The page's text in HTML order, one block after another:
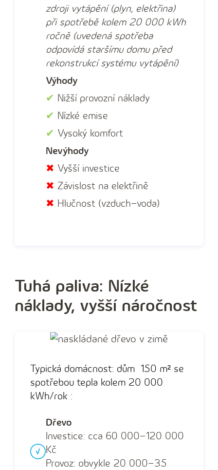
zdroji vytápění (plyn, elektřina)
při spotřebě kolem 20 000 kWh
ročně (uvedená spotřeba
odpovídá staršímu domu před
rekonstrukcí systému vytápění)
Výhody
✔ Nižší provozní náklady
✔ Nízké emise
✔ Vysoký komfort
Nevýhody
✖ Vyšší investice
✖ Závislost na elektřině
✖ Hlučnost (vzduch–voda)
Tuhá paliva: Nízké
náklady, vyšší náročnost
Typická domácnost: dům 150 m² se
spotřebou tepla kolem 20 000
kWh/rok :
Dřevo
Investice: cca 60 000–120 000
Kč
Provoz: obvykle 20 000–35